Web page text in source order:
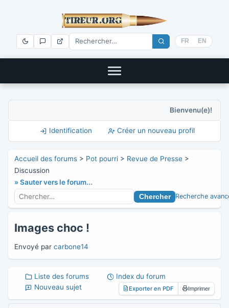
FR EN
Bienvenu(e)!
Identification Créer un nouveau profil
» Sauter vers le forum...
Accueil des forums > Pot pourri > Revue de Presse >
Discussion
Recherche
Images choc !
Envoyé par carbone14
Liste des forums
Index du forum
Nouveau sujet
Exporter en PDF Imprimer